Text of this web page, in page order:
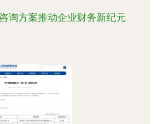
询方案推动企业财务新纪元